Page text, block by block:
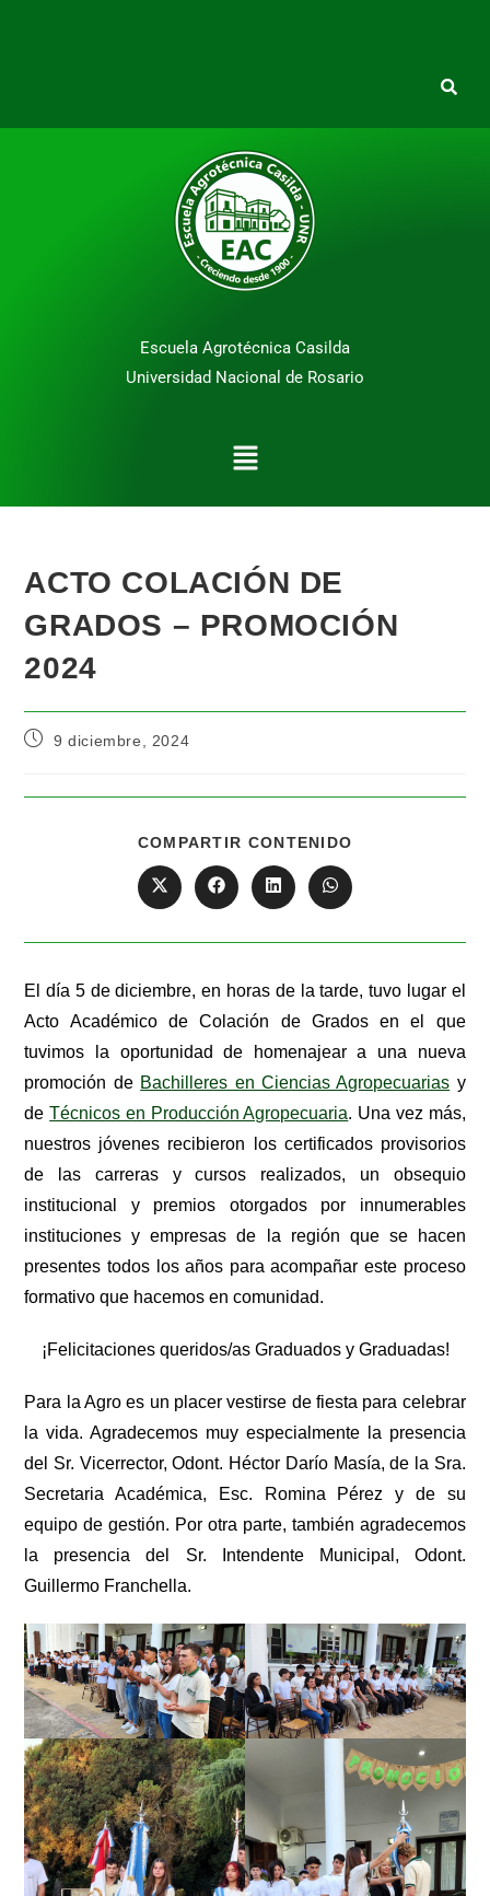
Escuela Agrotécnica Casilda
Universidad Nacional de Rosario
ACTO COLACIÓN DE
GRADOS – PROMOCIÓN
2024
9 diciembre, 2024
COMPARTIR CONTENIDO
El día 5 de diciembre, en horas de la tarde, tuvo lugar el
Acto Académico de Colación de Grados en el que
tuvimos la oportunidad de homenajear a una nueva
promoción de Bachilleres en Ciencias Agropecuarias y
deTécnicos en Producción Agropecuaria. Una vez más,
nuestros jóvenes recibieron los certificados provisorios
de las carreras y cursos realizados, un obsequio
institucional y premios otorgados por innumerables
instituciones y empresas de la región que se hacen
presentes todos los años para acompañar este proceso
formativo que hacemos en comunidad.
¡Felicitaciones queridos/as Graduados y Graduadas!
Para la Agro es un placer vestirse de fiesta para celebrar
la vida. Agradecemos muy especialmente la presencia
del Sr. Vicerrector, Odont. Héctor Darío Masía, de la Sra.
Secretaria Académica, Esc. Romina Pérez y de su
equipo de gestión. Por otra parte, también agradecemos
la presencia del Sr. Intendente Municipal, Odont.
Guillermo Franchella.